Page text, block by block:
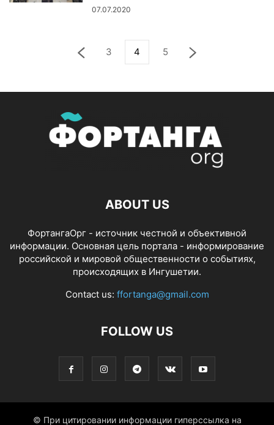
07.07.2020
3 4 5
ABOUT US
ФортангаОрг - источник честной и объективной
информации. Основная цель портала - информирование
российской и мировой общественности о событиях,
происходящих в Ингушетии.
Contact us: ffortanga@gmail.com
FOLLOW US
© При цитировании информации гиперссылка на